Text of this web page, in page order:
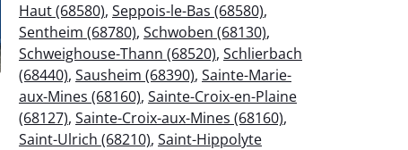
Haut (68580), Seppois-le-Bas (68580),
Sentheim (68780), Schwoben (68130),
Schweighouse-Thann (68520), Schlierbach
(68440), Sausheim (68390), Sainte-Marie-
aux-Mines (68160), Sainte-Croix-en-Plaine
(68127), Sainte-Croix-aux-Mines (68160),
Saint-Ulrich (68210), Saint-Hippolyte